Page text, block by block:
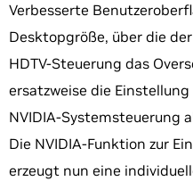
Verbesserte
Desktopgröße, über die
HDTV-Steuerung das
ersatzweise die
NVIDIA-Systemsteuerung
Die NVIDIA-Funktion zur
erzeugt nun eine